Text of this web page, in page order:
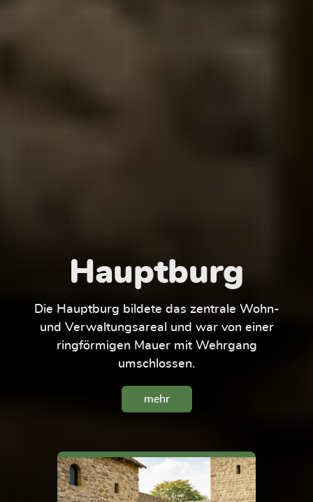
Hauptburg
Die Hauptburg bildete das zentrale Wohn-
und Verwaltungsareal und war von einer
ringförmigen Mauer mit Wehrgang
umschlossen.
mehr